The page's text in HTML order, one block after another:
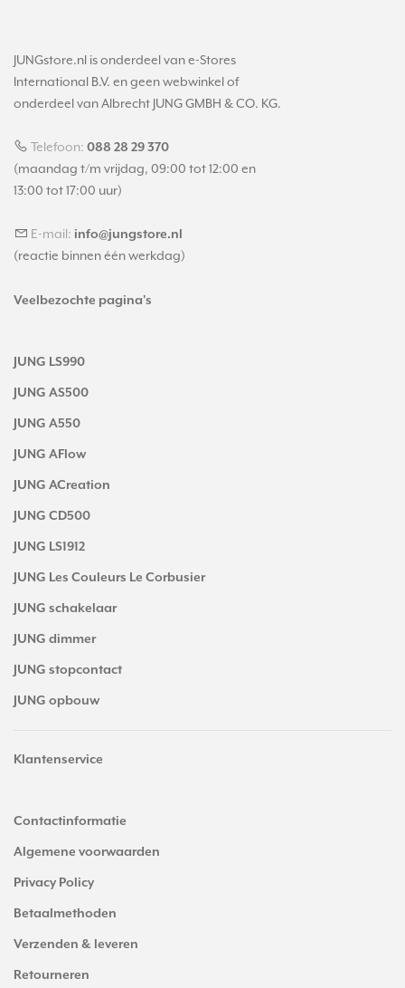
JUNGstore.nl is onderdeel van e-Stores
International B.V. en geen webwinkel of
onderdeel van Albrecht JUNG GMBH & CO. KG.
Telefoon: 088 28 29 370
(maandag t/m vrijdag, 09:00 tot 12:00 en
13:00 tot 17:00 uur)
E-mail: info@jungstore.nl
(reactie binnen één werkdag)
Veelbezochte pagina's
JUNG LS990
JUNG AS500
JUNG A550
JUNG AFlow
JUNG ACreation
JUNG CD500
JUNG LS1912
JUNG Les Couleurs Le Corbusier
JUNG schakelaar
JUNG dimmer
JUNG stopcontact
JUNG opbouw
Klantenservice
Contactinformatie
Algemene voorwaarden
Privacy Policy
Betaalmethoden
Verzenden & leveren
Retourneren